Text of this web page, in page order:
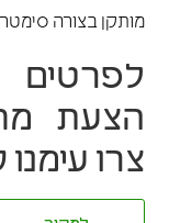
מותקן בצורה
הצעת
צרו